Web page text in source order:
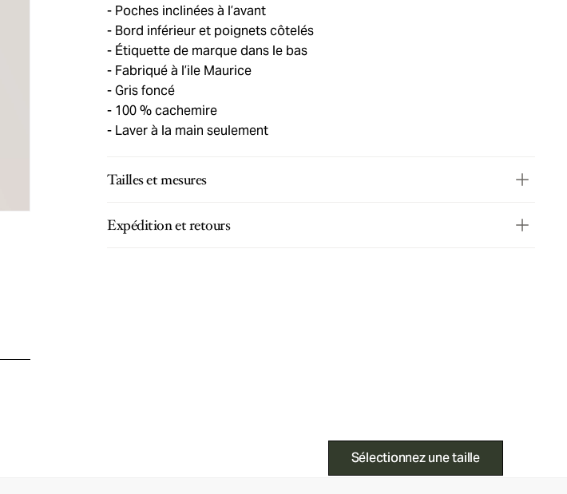
Poches inclinées à l’avant
Bord inférieur et poignets côtelés
Étiquette de marque dans le bas
Fabriqué à l’ile Maurice
Gris foncé
100 % cachemire
Laver à la main seulement
Tailles et mesures
Expédition et retours
Sélectionnez une taille